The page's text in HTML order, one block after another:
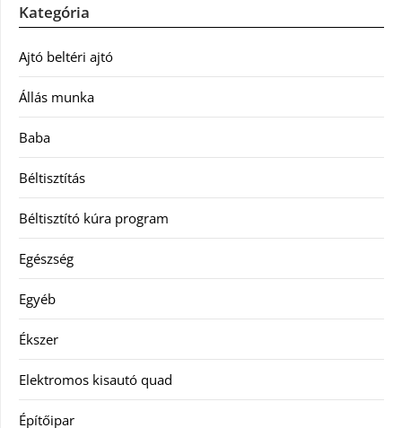
Kategória
Ajtó beltéri ajtó
Állás munka
Baba
Béltisztítás
Béltisztító kúra program
Egészség
Egyéb
Ékszer
Elektromos kisautó quad
Építőipar